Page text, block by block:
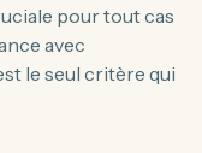
pour tout cas
avec
le seul critère qui